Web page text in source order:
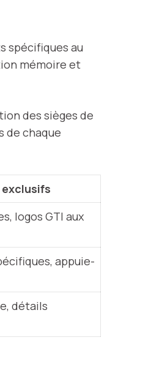
spécifiques au
mémoire et
des sièges de
de chaque
logos GTI aux
appuie-
détails